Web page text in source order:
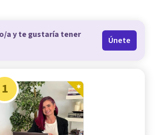
a y te gustaría tener
Únete
1